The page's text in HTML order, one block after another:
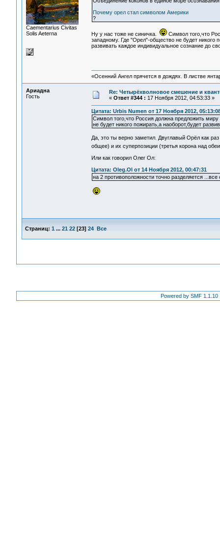
Сaementarius Civitas
Solis Aeterna
Почему орел стал символом Америки
?
Ну у нас тоже не синичка.
Символ того,что
западному. Где "Орел"-общество не будет никого
развивать каждое индивидуальное сознание до
«Осенний Ангел прячется в дождях. В листве
Ариадна
Гость
Re: Четырёхволновое смешение и
« Ответ #344 : 17 Ноября 2012, 04:53:33 »
Цитата: Urbis Numen от 17 Ноября 2012,
Символ того,что Россия должна предложить
не будет никого пожирать,а наоборот,будет
Да, это ты верно заметил. Двуглавый Орёл как
общее) и их суперпозиции (третья корона над
Или как говорил Олег Ол:
Цитата: Oleg.Ol от 14 Ноября 2012, 00:47:31
на 2 противоположности точно разделяется
Страниц: 1 ... 21 22[23] 24 Все
Powered by SMF 1.1.10